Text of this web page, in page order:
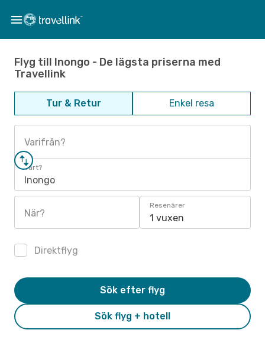
Flyg till Inongo - De lägsta priserna med
Travellink
Tur & Retur Enkel resa
Varifrån?
Vart?
Inongo
När?
Resenärer
1 vuxen
Direktflyg
Sök flyg + hotell
Sök efter flyg